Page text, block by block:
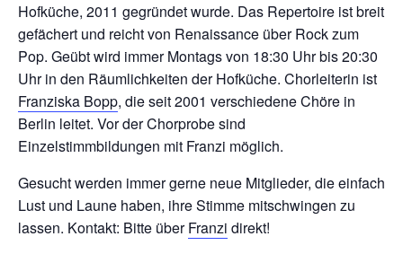
Hofküche, 2011 gegründet wurde. Das Repertoire ist breit
gefächert und reicht von Renaissance über Rock zum
Pop. Geübt wird immer Montags von 18:30 Uhr bis 20:30
Uhr in den Räumlichkeiten der Hofküche. Chorleiterin ist
Franziska Bopp, die seit 2001 verschiedene Chöre in
Berlin leitet. Vor der Chorprobe sind
Einzelstimmbildungen mit Franzi möglich.
Gesucht werden immer gerne neue Mitglieder, die einfach
Lust und Laune haben, ihre Stimme mitschwingen zu
lassen. Kontakt: Bitte überFranzi direkt!